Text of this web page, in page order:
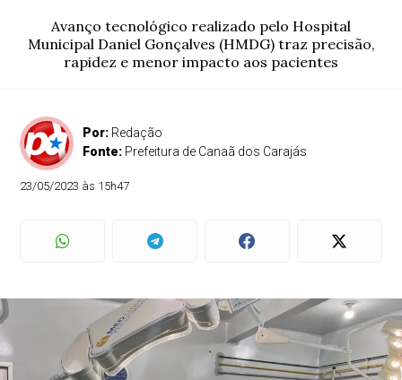
Avanço tecnológico realizado pelo Hospital
Municipal Daniel Gonçalves (HMDG) traz precisão,
rapidez e menor impacto aos pacientes
Por: Redação
Fonte: Prefeitura de Canaã dos Carajás
23/05/2023 às 15h47